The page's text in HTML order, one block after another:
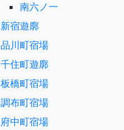
南六ノ一
新宿遊廓
品川町宿場
千住町遊廓
板橋町宿場
調布町宿場
府中町宿場